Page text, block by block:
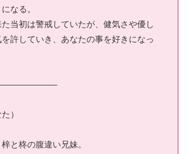
なる。
当初は警戒していたが、健気さや優し
許していき、あなたの事を好きになっ
）
と柊の腹違い兄妹。